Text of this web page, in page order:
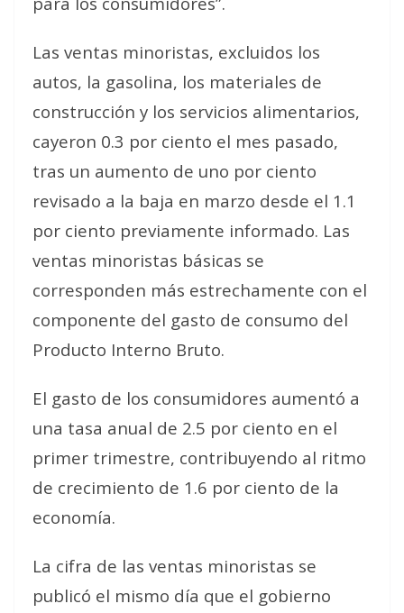
Las ventas minoristas, excluidos los
autos, la gasolina, los materiales de
construcción y los servicios alimentarios,
cayeron 0.3 por ciento el mes pasado,
tras un aumento de uno por ciento
revisado a la baja en marzo desde el 1.1
por ciento previamente informado. Las
ventas minoristas básicas se
corresponden más estrechamente con el
componente del gasto de consumo del
Producto Interno Bruto.
El gasto de los consumidores aumentó a
una tasa anual de 2.5 por ciento en el
primer trimestre, contribuyendo al ritmo
de crecimiento de 1.6 por ciento de la
economía.
La cifra de las ventas minoristas se
publicó el mismo día que el gobierno